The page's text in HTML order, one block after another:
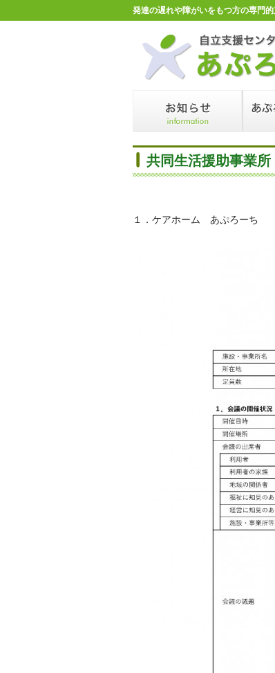
発達の遅れや障がいをもつ方の専門
共同生活援助事業
１．ケアホーム あぷろーち